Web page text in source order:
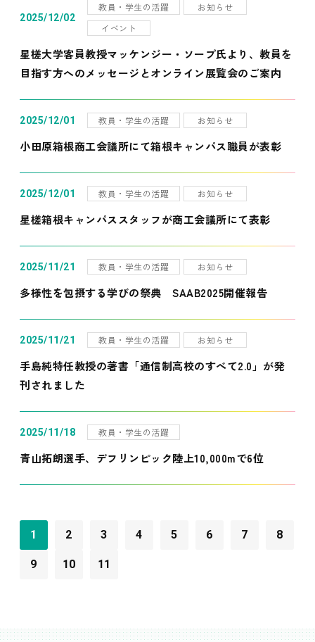
2025/12/02
教員・学生の活躍
お知らせ
イベント
星槎大学客員教授マッケンジー・ソープ氏より、教員を
目指す方へのメッセージとオンライン展覧会のご案内
2025/12/01 教員・学生の活躍 お知らせ
小田原箱根商工会議所にて箱根キャンパス職員が表彰
2025/12/01 教員・学生の活躍 お知らせ
星槎箱根キャンパススタッフが商工会議所にて表彰
2025/11/21 教員・学生の活躍 お知らせ
多様性を包摂する学びの祭典 SAAB2025開催報告
2025/11/21 教員・学生の活躍 お知らせ
手島純特任教授の著書「通信制高校のすべて2.0」が発
刊されました
2025/11/18 教員・学生の活躍
青山拓朗選手、デフリンピック陸上10,000mで6位
1 2 3 4 5 6 7 8
9 10 11